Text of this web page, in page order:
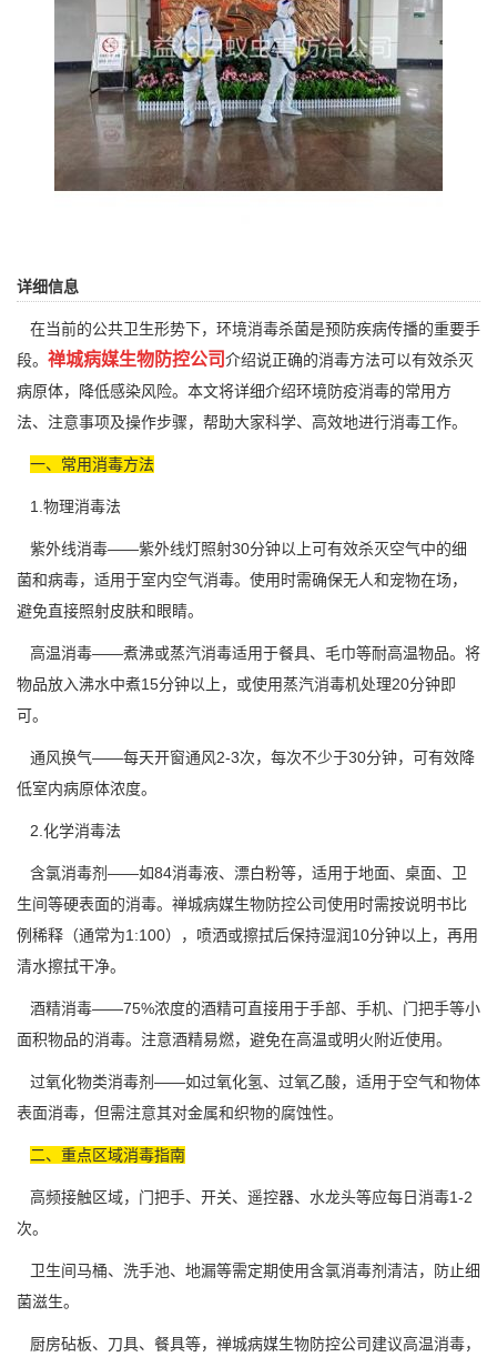
详细信息
在当前的公共卫生形势下，环境消毒杀菌是预防疾病传播的重要手
段。 禅城病媒生物防控公司介绍说正确的消毒方法可以有效杀灭
病原体，降低感染风险。本文将详细介绍环境防疫消毒的常用方
法、注意事项及操作步骤，帮助大家科学、高效地进行消毒工作。
一、常用消毒方法
1.物理消毒法
紫外线消毒——紫外线灯照射30分钟以上可有效杀灭空气中的细
菌和病毒，适用于室内空气消毒。使用时需确保无人和宠物在场，
避免直接照射皮肤和眼睛。
高温消毒——煮沸或蒸汽消毒适用于餐具、毛巾等耐高温物品。将
物品放入沸水中煮15分钟以上，或使用蒸汽消毒机处理20分钟即
可。
通风换气——每天开窗通风2-3次，每次不少于30分钟，可有效降
低室内病原体浓度。
2.化学消毒法
含氯消毒剂——如84消毒液、漂白粉等，适用于地面、桌面、卫
生间等硬表面的消毒。禅城病媒生物防控公司使用时需按说明书比
例稀释（通常为1:100），喷洒或擦拭后保持湿润10分钟以上，再用
清水擦拭干净。
酒精消毒——75%浓度的酒精可直接用于手部、手机、门把手等小
面积物品的消毒。注意酒精易燃，避免在高温或明火附近使用。
过氧化物类消毒剂——如过氧化氢、过氧乙酸，适用于空气和物体
表面消毒，但需注意其对金属和织物的腐蚀性。
二、重点区域消毒指南
高频接触区域，门把手、开关、遥控器、水龙头等应每日消毒1-2
次。
卫生间马桶、洗手池、地漏等需定期使用含氯消毒剂清洁，防止细
菌滋生。
厨房砧板、刀具、餐具等，禅城病媒生物防控公司建议高温消毒，